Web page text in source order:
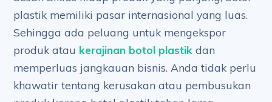
plastik memiliki pasar internasional yang luas.
Sehingga ada peluang untuk mengekspor
produk atau kerajinan botol plastik dan
memperluas jangkauan bisnis. Anda tidak perlu
khawatir tentang kerusakan atau pembusukan